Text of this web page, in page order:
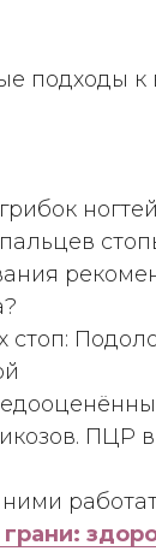
подходы
ногтей
стоп:
ПЦР